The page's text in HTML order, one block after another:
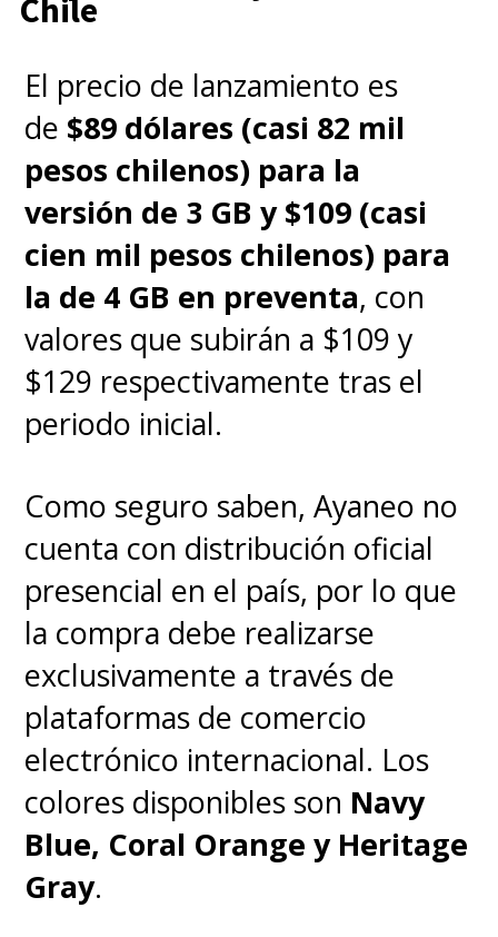
se incorporan nuevas
mecánicas que engrandecen
la batalla en este torneo de
peleas anime organizado por
el personaje de Bigotes,
dejando atrás su carrera en
ciberseguridad.
Es ahí donde destacan los
deporogalletas de podercon
importante potencial
estratégico.Al usarlo en un
campeón, se desbloquea una
armería con opciones de
potenciación específicas para
esa unidad . Cualquier campeón
puede recibir este potenciador
y, más importante,pueden
quitar el Power Up y aplicarlo
Chile
El precio de lanzamiento es
de $89 dólares (casi 82 mil
pesos chilenos) para la
versión de 3 GB y $109 (casi
cien mil pesos chilenos) para
la de 4 GB en preventa, con
valores que subirán a $109 y
$129 respectivamente tras el
periodo inicial.
Como seguro saben, Ayaneo no
cuenta con distribución oficial
presencial en el país, por lo que
la compra debe realizarse
exclusivamente a través de
plataformas de comercio
electrónico internacional. Los
colores disponibles son Navy
Blue, Coral Orange y Heritage
Gray.